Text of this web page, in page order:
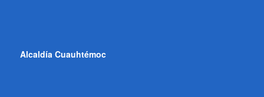
Alcaldía Cuauhtémoc